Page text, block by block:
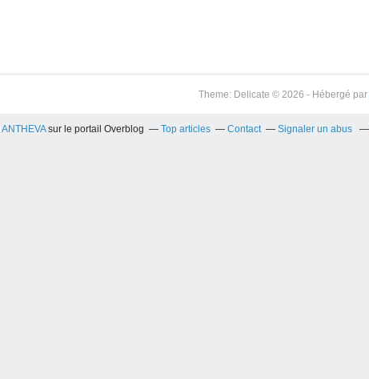
Theme: Delicate © 2026 - Hébergé par
ANTHEVAsur le portail Overblog Top articles Contact Signaler un abus